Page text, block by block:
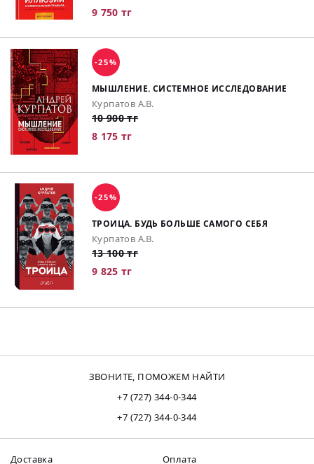
9 750 тг
-25%
МЫШЛЕНИЕ. СИСТЕМНОЕ ИССЛЕДОВАНИЕ
Курпатов А.В.
10 900 тг
8 175 тг
-25%
ТРОИЦА. БУДЬ БОЛЬШЕ САМОГО СЕБЯ
Курпатов А.В.
13 100 тг
9 825 тг
ЗВОНИТЕ, ПОМОЖЕМ НАЙТИ
+7 (727) 344-0-344
+7 (727) 344-0-344
Доставка Оплата